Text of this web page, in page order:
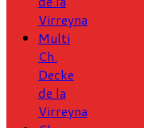
Virreyna
Multi
Ch.
Decke
de la
Virreyna